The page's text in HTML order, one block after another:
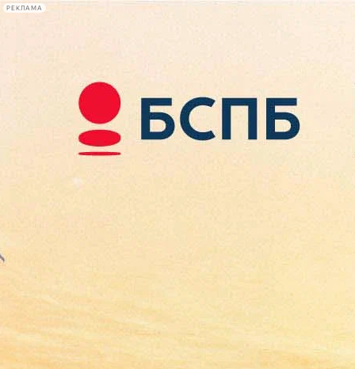
РЕКЛАМА
Сегодня:
2026.08.08
01:28
Афиша Plus